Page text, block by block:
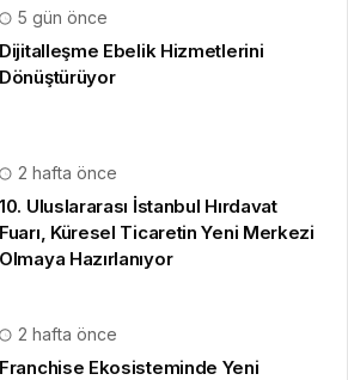
5 gün önce
Dijitalleşme Ebelik Hizmetlerini
Dönüştürüyor
2 hafta önce
10. Uluslararası İstanbul Hırdavat
Fuarı, Küresel Ticaretin Yeni Merkezi
Olmaya Hazırlanıyor
2 hafta önce
Franchise Ekosisteminde Yeni